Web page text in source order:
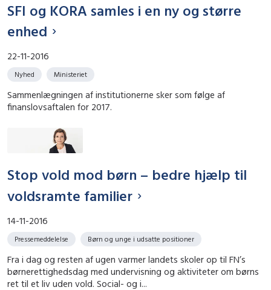
SFI og KORA samles i en ny og større
enhed
22-11-2016
Nyhed Ministeriet
Sammenlægningen af institutionerne sker som følge af
finanslovsaftalen for 2017.
Stop vold mod børn – bedre hjælp til
voldsramte familier
14-11-2016
Pressemeddelelse Børn og unge i udsatte positioner
Fra i dag og resten af ugen varmer landets skoler op til FN’s
børnerettighedsdag med undervisning og aktiviteter om børns
ret til et liv uden vold. Social- og i...